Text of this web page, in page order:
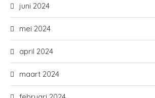
juni 2024
mei 2024
april 2024
maart 2024